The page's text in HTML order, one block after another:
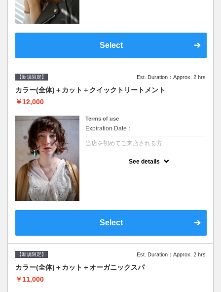
Select
【新規限定】 Est. Duration：Approx. 2 hrs
カラー(全体)＋カット＋クイックトリートメント
￥12,000
Terms of use
Expiration Date：
当店を初めてご来店される方
See details
Select
【新規限定】 Est. Duration：Approx. 2 hrs
カラー(全体)＋カット＋オーガニックスパ
￥11,000